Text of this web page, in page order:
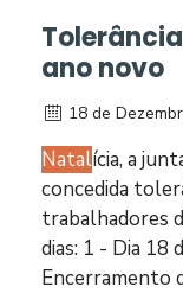
ano novo
18 de
Natalícia, a
concedida
trabalhadores
dias: 1 - Dia 18
Encerramento